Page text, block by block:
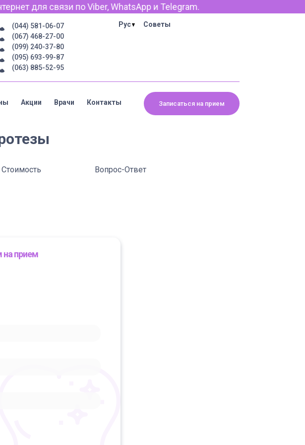
для связи по Viber, WhatsApp и Telegram.
(044) 581-06-07
(067) 468-27-00
(099) 240-37-80
(095) 693-99-87
(063) 885-52-95
Рус Советы
Акции Врачи Контакты Записаться на прием
Стоимость Вопрос-Ответ
на прием